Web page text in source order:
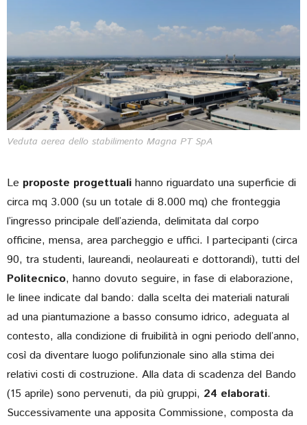
Veduta aerea dello stabilimento Magna PT SpA
Le proposte progettuali hanno riguardato una superficie di
circa mq 3.000 (su un totale di 8.000 mq) che fronteggia
l’ingresso principale dell’azienda, delimitata dal corpo
officine, mensa, area parcheggio e uffici. I partecipanti (circa
90, tra studenti, laureandi, neolaureati e dottorandi), tutti del
Politecnico, hanno dovuto seguire, in fase di elaborazione,
le linee indicate dal bando: dalla scelta dei materiali naturali
ad una piantumazione a basso consumo idrico, adeguata al
contesto, alla condizione di fruibilità in ogni periodo dell’anno,
così da diventare luogo polifunzionale sino alla stima dei
relativi costi di costruzione. Alla data di scadenza del Bando
(15 aprile) sono pervenuti, da più gruppi, 24 elaborati.
Successivamente una apposita Commissione, composta da